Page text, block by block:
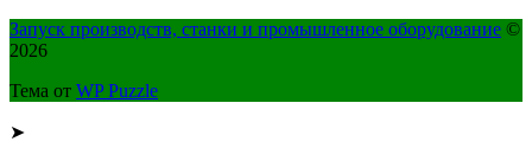
Запуск производств, станки и промышленное оборудование ©
2026
Тема от WP Puzzle
➤